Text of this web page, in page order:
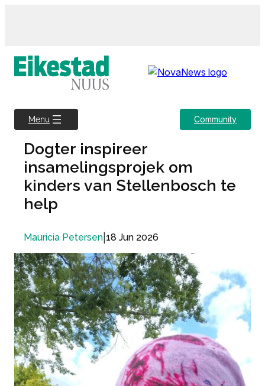
Menu Community
Dogter inspireer
insamelingsprojek om
kinders van Stellenbosch te
help
Mauricia Petersen 18 Jun 2026